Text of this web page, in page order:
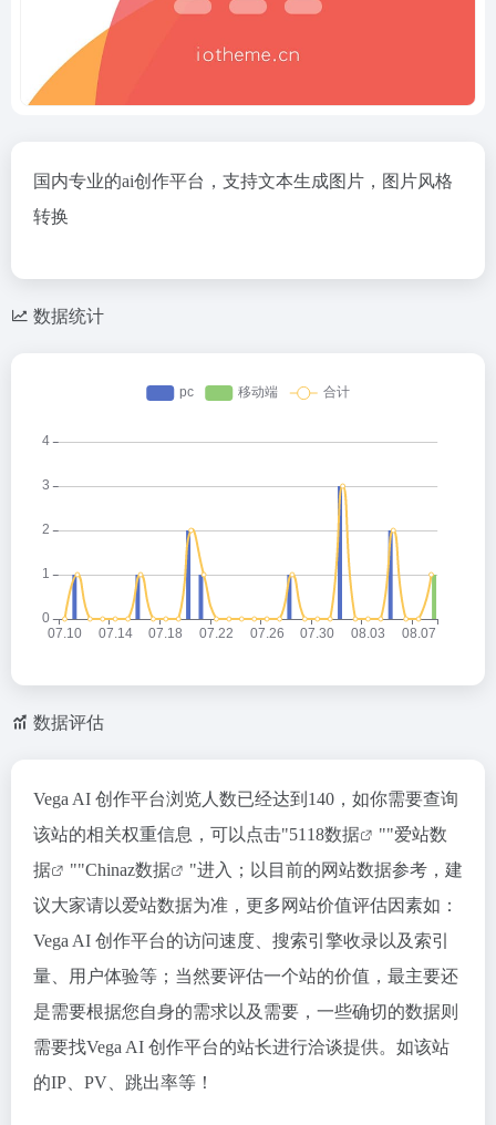
国内专业的ai创作平台，支持文本生成图片，图片风格
转换
数据统计
数据评估
Vega AI 创作平台浏览人数已经达到140，如你需要查询
该站的相关权重信息，可以点击"5118数据 ""爱站数
据
""Chinaz数据
"进入；以目前的网站数据参考，建
议大家请以爱站数据为准，更多网站价值评估因素如：
Vega AI 创作平台的访问速度、搜索引擎收录以及索引
量、用户体验等；当然要评估一个站的价值，最主要还
是需要根据您自身的需求以及需要，一些确切的数据则
需要找Vega AI 创作平台的站长进行洽谈提供。如该站
的IP、PV、跳出率等！